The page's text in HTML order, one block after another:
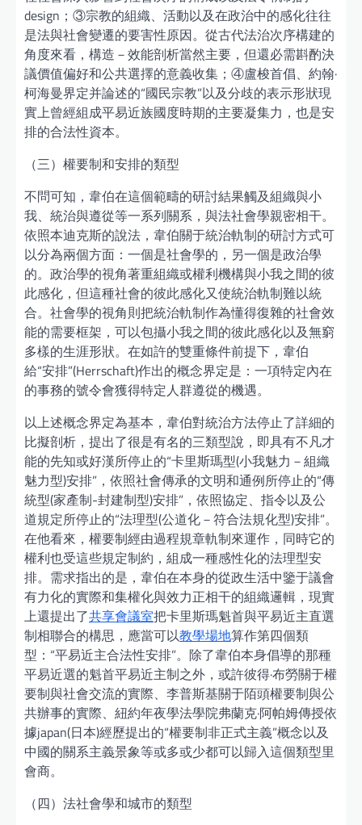
design；③宗教的組織、活動以及在政治中的感化往往
是法與社會變遷的要害性原因。從古代法治次序構建的
角度來看，構造－效能剖析當然主要，但還必需斟酌決
議價值偏好和公共選擇的意義收集；④盧梭首倡、約翰·
柯海曼界定并論述的“國民宗教”以及分歧的表示形狀現
實上曾經組成平易近族國度時期的主要凝集力，也是安
排的合法性資本。
（三）權要制和安排的類型
不問可知，韋伯在這個範疇的研討結果觸及組織與小
我、統治與遵從等一系列關系，與法社會學親密相干。
依照本迪克斯的說法，韋伯關于統治軌制的研討方式可
以分為兩個方面：一個是社會學的，另一個是政治學
的。政治學的視角著重組織或權利機構與小我之間的彼
此感化，但這種社會的彼此感化又使統治軌制難以統
合。社會學的視角則把統治軌制作為懂得復雜的社會效
能的需要框架，可以包攝小我之間的彼此感化以及無窮
多樣的生涯形狀。在如許的雙重條件前提下，韋伯
給“安排”(Herrschaft)作出的概念界定是：一項特定內在
的事務的號令會獲得特定人群遵從的機遇。
以上述概念界定為基本，韋伯對統治方法停止了詳細的
比擬剖析，提出了很是有名的三類型說，即具有不凡才
能的先知或好漢所停止的“卡里斯瑪型(小我魅力－組織
魅力型)安排”，依照社會傳承的文明和通例所停止的“傳
統型(家產制-封建制型)安排”，依照協定、指令以及公
道規定所停止的“法理型(公道化－符合法規化型)安排”。
在他看來，權要制經由過程規章軌制來運作，同時它的
權利也受這些規定制約，組成一種感性化的法理型安
排。需求指出的是，韋伯在本身的從政生活中鑒于議會
有力化的實際和集權化與效力正相干的組織邏輯，現實
上還提出了共享會議室把卡里斯瑪魁首與平易近主直選
制相聯合的構思，應當可以教學場地算作第四個類
型：“平易近主合法性安排”。除了韋伯本身倡導的那種
平易近選的魁首平易近主制之外，或許彼得·布勞關于權
要制與社會交流的實際、李普斯基關于陌頭權要制與公
共辦事的實際、紐約年夜學法學院弗蘭克·阿帕姆傳授依
據japan(日本)經歷提出的“權要制非正式主義”概念以及
中國的關系主義景象等或多或少都可以歸入這個類型里
會商。
（四）法社會學和城市的類型